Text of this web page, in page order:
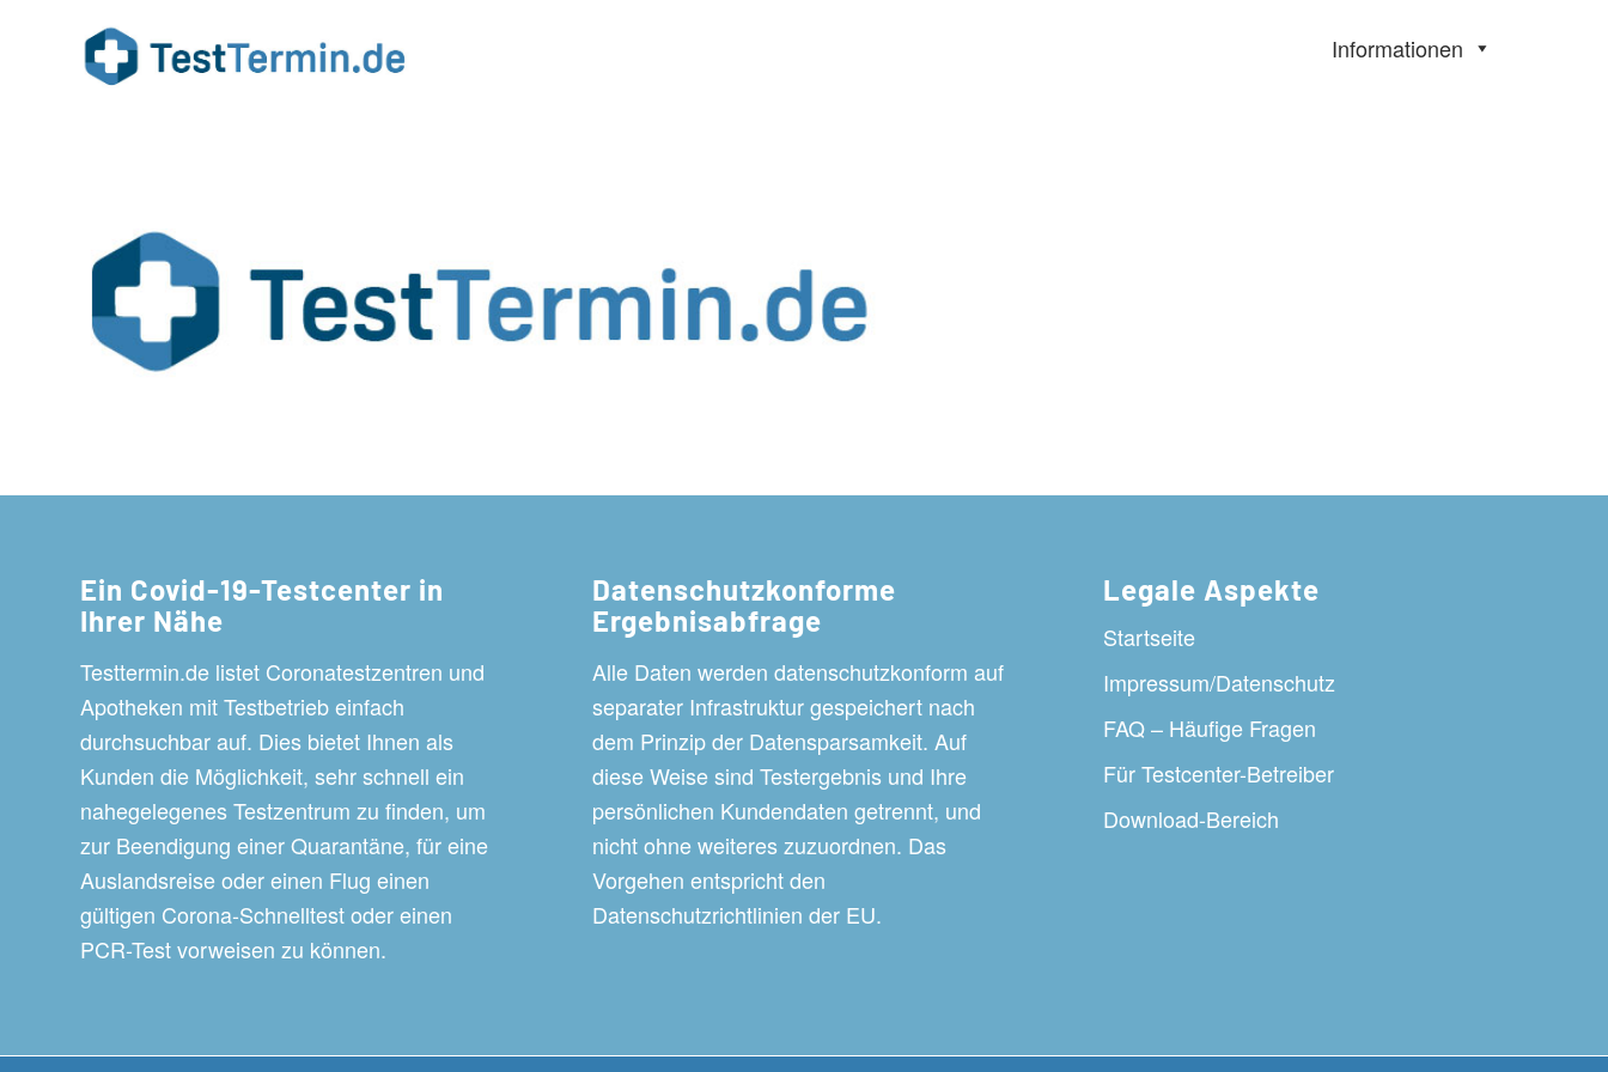
Informationen
Ein Covid-19-Testcenter in
Ihrer Nähe
Testtermin.de listet Coronatestzentren und
Apotheken mit Testbetrieb einfach
durchsuchbar auf. Dies bietet Ihnen als
Kunden die Möglichkeit, sehr schnell ein
nahegelegenes Testzentrum zu finden, um
zur Beendigung einer Quarantäne, für eine
Auslandsreise oder einen Flug einen
gültigen Corona-Schnelltest oder einen
PCR-Test vorweisen zu können.
Datenschutzkonforme
Ergebnisabfrage
Alle Daten werden datenschutzkonform auf
separater Infrastruktur gespeichert nach
dem Prinzip der Datensparsamkeit. Auf
diese Weise sind Testergebnis und Ihre
persönlichen Kundendaten getrennt, und
nicht ohne weiteres zuzuordnen. Das
Vorgehen entspricht den
Datenschutzrichtlinien der EU.
Legale Aspekte
Startseite
Impressum/Datenschutz
FAQ – Häufige Fragen
Für Testcenter-Betreiber
Download-Bereich